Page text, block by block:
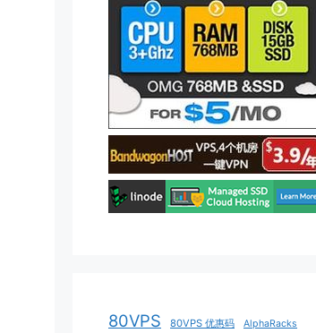
80VPS 80VPS 优惠码 AlphaRacks